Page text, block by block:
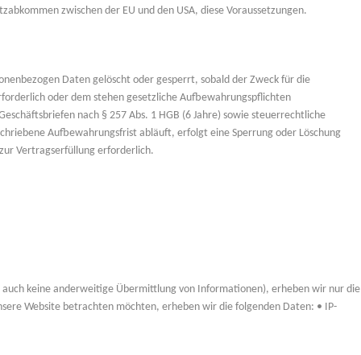
zwischen der EU und den USA, diese Voraussetzungen.
Daten gelöscht oder gesperrt, sobald der Zweck für die
oder dem stehen gesetzliche Aufbewahrungspflichten
nach § 257 Abs. 1 HGB (6 Jahre) sowie steuerrechtliche
Aufbewahrungsfrist abläuft, erfolgt eine Sperrung oder Löschung
Vertragserfüllung erforderlich.
keine anderweitige Übermittlung von Informationen), erheben wir nur die
Website betrachten möchten, erheben wir die folgenden Daten: • IP-